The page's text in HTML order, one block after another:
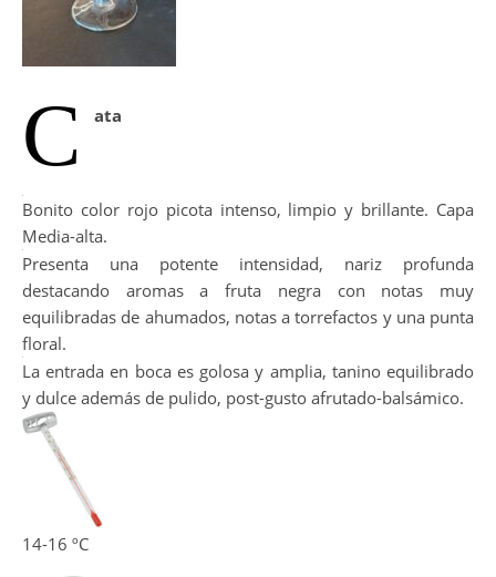
C ata
Bonito color rojo picota intenso, limpio y brillante. Capa
Media-alta.
Presenta una potente intensidad, nariz profunda
destacando aromas a fruta negra con notas muy
equilibradas de ahumados, notas a torrefactos y una punta
floral.
La entrada en boca es golosa y amplia, tanino equilibrado
y dulce además de pulido, post-gusto afrutado-balsámico.
14-16 ºC